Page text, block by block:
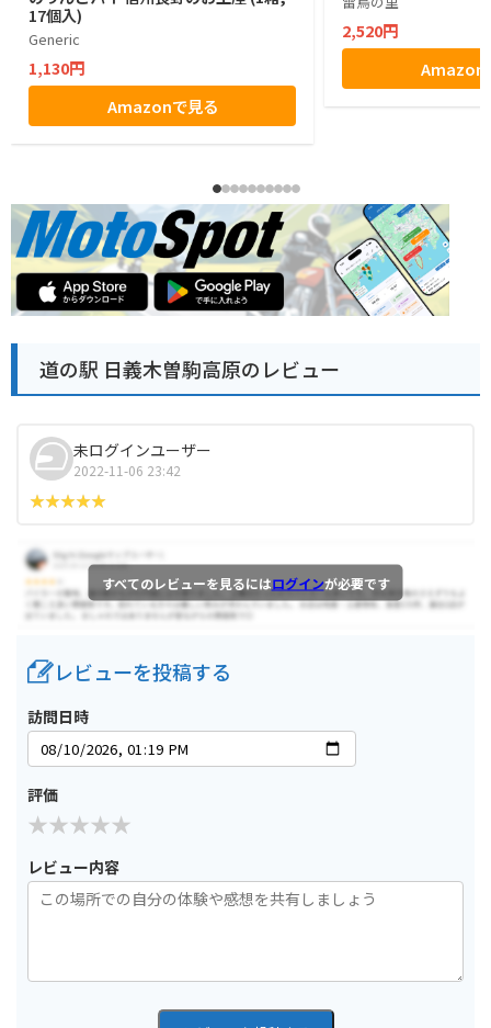
17個入)
Generic
1,130円
Amazonで見る
2,520円
Amazon
道の駅 日義木曽駒高原のレビュー
未ログインユーザー
2022-11-06 23:42
すべてのレビューを見るにはログインが必要です
レビューを投稿する
訪問日時
評価
レビュー内容